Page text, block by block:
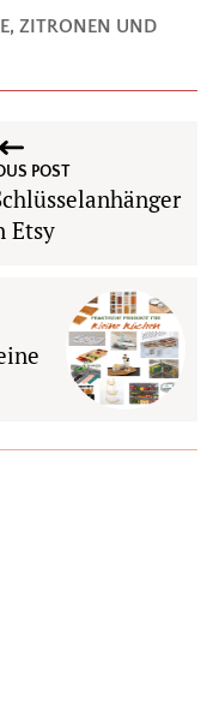
, ZITRONEN UND
POST
Etsy